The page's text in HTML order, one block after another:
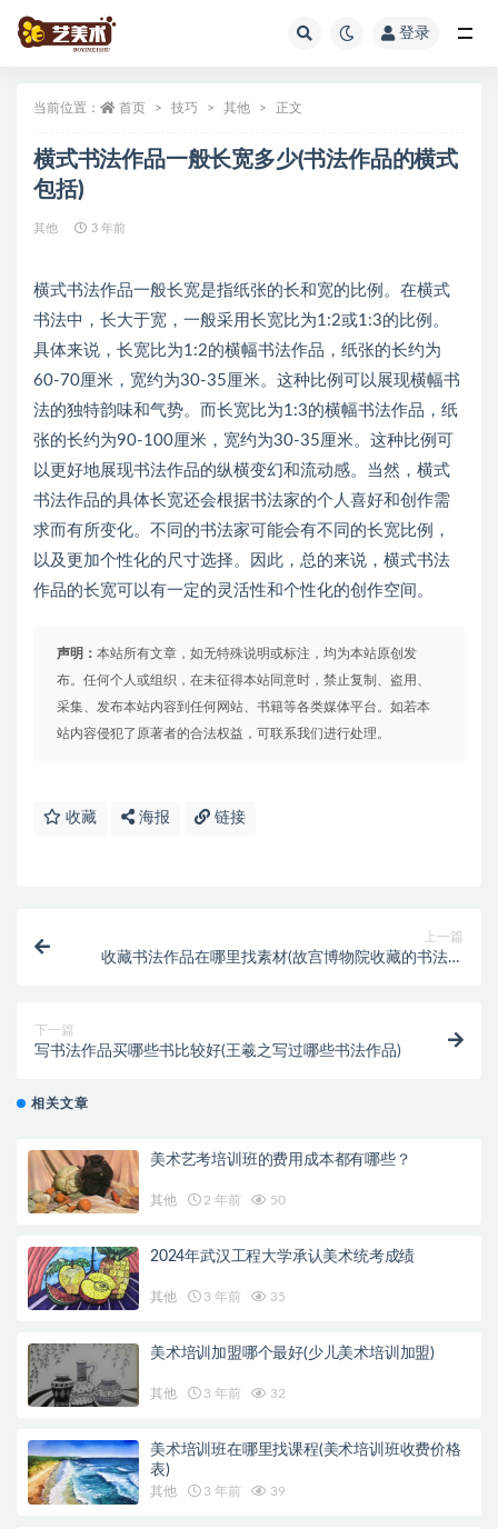
登录
当前位置： 首页 技巧 其他 正文
横式书法作品一般长宽多少(书法作品的横式
包括)
其他 3 年前
横式书法作品一般长宽是指纸张的长和宽的比例。在横式
书法中，长大于宽，一般采用长宽比为1:2或1:3的比例。
具体来说，长宽比为1:2的横幅书法作品，纸张的长约为
60-70厘米，宽约为30-35厘米。这种比例可以展现横幅书
法的独特韵味和气势。而长宽比为1:3的横幅书法作品，纸
张的长约为90-100厘米，宽约为30-35厘米。这种比例可
以更好地展现书法作品的纵横变幻和流动感。当然，横式
书法作品的具体长宽还会根据书法家的个人喜好和创作需
求而有所变化。不同的书法家可能会有不同的长宽比例，
以及更加个性化的尺寸选择。因此，总的来说，横式书法
作品的长宽可以有一定的灵活性和个性化的创作空间。
声明： 本站所有文章，如无特殊说明或标注，均为本站原创发
布。任何个人或组织，在未征得本站同意时，禁止复制、盗用、
采集、发布本站内容到任何网站、书籍等各类媒体平台。如若本
站内容侵犯了原著者的合法权益，可联系我们进行处理。
收藏 海报 链接
上一篇
收藏书法作品在哪里找素材(故宫博物院收藏的书法作
下一篇
写书法作品买哪些书比较好(王羲之写过哪些书法作品)
相关文章
美术艺考培训班的费用成本都有哪些？
其他 2 年前 50
2024年武汉工程大学承认美术统考成绩
其他 3 年前 35
美术培训加盟哪个最好(少儿美术培训加盟)
其他 3 年前 32
美术培训班在哪里找课程(美术培训班收费价格
表)
其他 3 年前 39